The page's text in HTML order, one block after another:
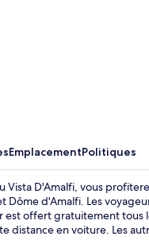
EmplacementPolitiques
Vista D'Amalfi, vous
Dôme d'Amalfi. Les
offert gratuitement tous
distance en voiture. Les